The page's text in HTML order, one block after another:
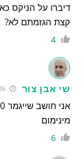
דיברו על הניקס
קצת הגזמתם לא?
4
שי אבן צור 05/06/2026 7:45:17
אני חושב שייגמר 5-0
מינימום
6